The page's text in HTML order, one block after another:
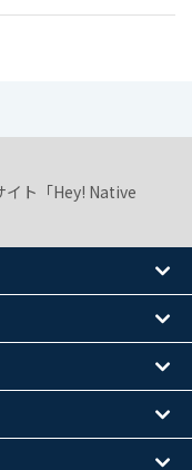
イト「Hey! Native